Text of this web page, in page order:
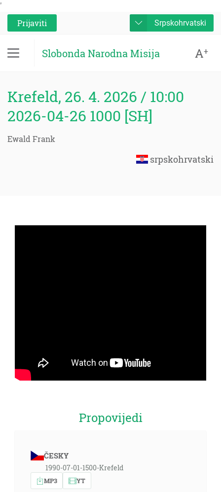
'
Prijaviti
Srpskohrvatski
Slobonda Narodna Misija A+
Krefeld, 26. 4. 2026 / 10:00
2026-04-26 1000 [SH]
Ewald Frank
srpskohrvatski
Propovijedi
ČESKY
1990-07-01-1500-Krefeld
MP3 YT